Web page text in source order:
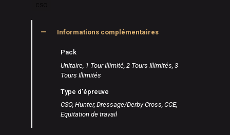
Informations complémentaires
Pack
Unitaire, 1 Tour Illimité, 2 Tours Illimités, 3
Tours Illimités
Type d'épreuve
CSO, Hunter, Dressage/Derby Cross, CCE,
Equitation de travail